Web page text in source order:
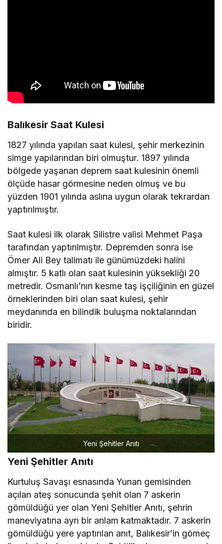
Balıkesir Saat Kulesi
1827 yılında yapılan saat kulesi, şehir merkezinin
simge yapılarından biri olmuştur. 1897 yılında
bölgede yaşanan deprem saat kulesinin önemli
ölçüde hasar görmesine neden olmuş ve bu
yüzden 1901 yılında aslına uygun olarak tekrardan
yaptırılmıştır.
Saat kulesi ilk olarak Silistre valisi Mehmet Paşa
tarafından yaptırılmıştır. Depremden sonra ise
Ömer Ali Bey talimatı ile günümüzdeki halini
almıştır. 5 katlı olan saat kulesinin yüksekliği 20
metredir. Osmanlı’nın kesme taş işçiliğinin en güzel
örneklerinden biri olan saat kulesi, şehir
meydanında en bilindik buluşma noktalarından
biridir.
Yeni Şehitler Anıtı
Yeni Şehitler Anıtı
Kurtuluş Savaşı esnasında Yunan gemisinden
açılan ateş sonucunda şehit olan 7 askerin
gömüldüğü yer olan Yeni Şehitler Anıtı, şehrin
maneviyatına ayrı bir anlam katmaktadır. 7 askerin
gömüldüğü yere yaptırılan anıt, Balıkesir’in gömeç